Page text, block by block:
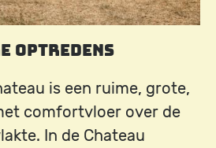
optredens
is een ruime, grote,
comfortvloer over de
In de Chateau